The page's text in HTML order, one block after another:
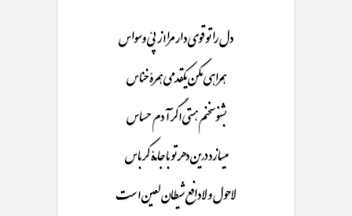
دل را تو قوی دار مرا از پئ وسواس
همراهی مکن یکقدمی همرۀ خناس
بشنوسخنم هستی اگر آدم حساس
میسازد درین دهر تو با جامۀ کرباس
لاحول و لا دافع شیطان لعین است